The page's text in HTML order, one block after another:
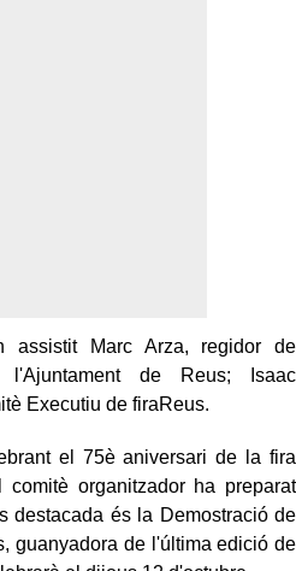
Marc Arza, regidor de
l'Ajuntament de Reus; Isaac
Executiu de firaReus.
el 75è aniversari de la fira
comitè organitzador ha preparat
destacada és la Demostració de
guanyadora de l'última edició de